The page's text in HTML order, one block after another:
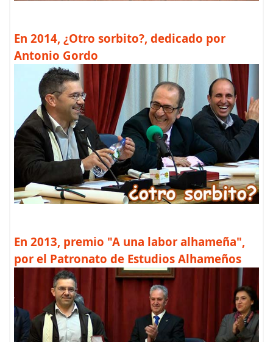
En 2014, ¿Otro sorbito?, dedicado por
Antonio Gordo
En 2013, premio "A una labor alhameña",
por el Patronato de Estudios Alhameños